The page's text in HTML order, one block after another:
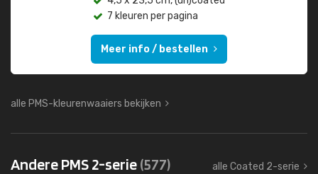
7 kleuren per pagina
Meer info / bestellen
alle PMS-kleurenwaaiers bekijken
Andere PMS 2-serie(577) alle Coated 2-serie